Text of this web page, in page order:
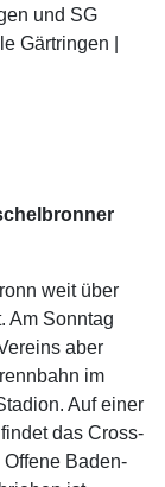
und SG
Gärtringen |
weit über
Am Sonntag
aber
im
Auf einer
das Cross-
Baden-